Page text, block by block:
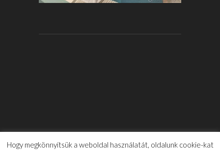
Hogy megkönnyítsük a weboldal használatát, oldalunk cookie-kat